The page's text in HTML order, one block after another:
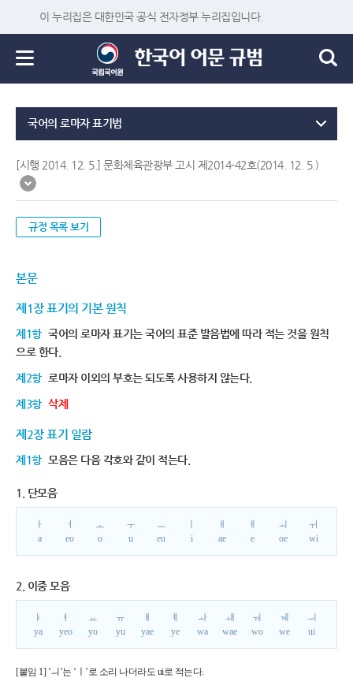
이 누리집은 대한민국 공식 전자정부 누리집입니다.
국어의 로마자 표기법
[시행 2014. 12. 5.] 문화체육관광부 고시 제2014-42호(2014. 12. 5.)
규정 목록 보기
본문
제1장 표기의 기본 원칙
제1항 국어의 로마자 표기는 국어의 표준 발음법에 따라 적는 것을 원칙
으로 한다.
제2항 로마자 이외의 부호는 되도록 사용하지 않는다.
제3항 삭제
제2장 표기 일람
제1항 모음은 다음 각호와 같이 적는다.
1. 단모음
ㅏ
a
ㅓ
eo
ㅗ
o
ㅜ
u
ㅡ
eu
i
ㅐ
ae
ㅔ
e
ㅚ
oe
ㅟ
wi
2. 이중 모음
ㅑ
ya
ㅕ
yeo
ㅛ
yo
ㅠ
yu
ㅒ
yae
ㅖ
ye
ㅘ
wa
ㅙ
wae
ㅝ
wo
ㅞ
we
ㅢ
ui
[붙임 1] ‘ㅢ’는 ‘ㅣ’로 소리 나더라도 ui로 적는다.